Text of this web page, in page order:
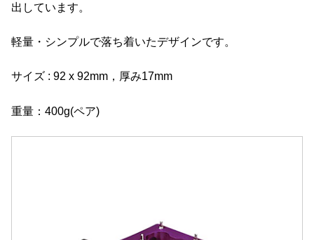
出しています。
軽量・シンプルで落ち着いたデザインです。
サイズ : 92 x 92mm，厚み17mm
重量：400g(ペア)